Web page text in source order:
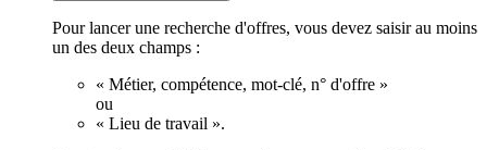
Pour lancer une recherche d'offres, vous devez saisir au moins
un des deux champs :
« Métier, compétence, mot-clé, n° d'offre »
ou
« Lieu de travail ».